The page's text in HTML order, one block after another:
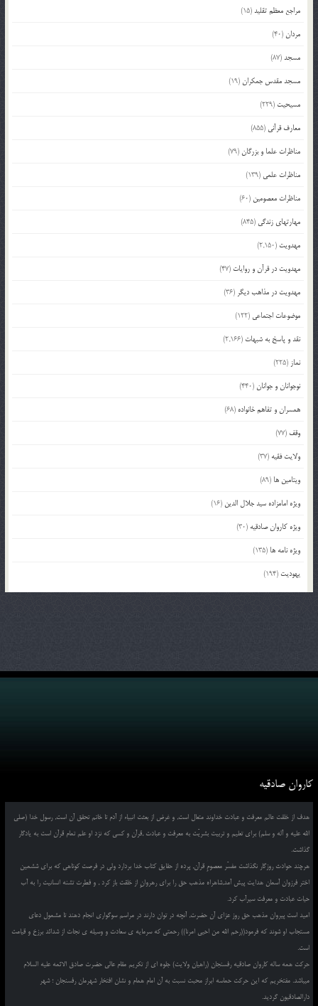
مراجع معظم تقلید(15)
مردان(40)
مسجد(87)
مسجد مقدس جمکران(19)
مسیحیت (229)
معارف قرآنی (855)
مناظرات علما و بزرگان(79)
مناظرات علمی (139)
مناظرات معصومین (60)
مهارتهای زندگی (845)
مهدویت (2,150)
مهدویت در قرآن و روایات (47)
مهدویت در مذاهب دیگر (36)
موضوعات اجتماعی (122)
نقد و پاسخ به شبهات (2,166)
نماز (225)
نوجوانان و جوانان(440)
همسران و تفاهم خانواده (68)
وقف (77)
ولایت فقیه (37)
ویتامین ها (89)
ویژه امامزاده سید جلال الدین (16)
ویژه کاروان صادقیه (30)
ویژه نامه ها (135)
یهودیت (194)
کاروان صادقیه
هدف از خلقت عالم معرفت و عبادت خداوند متعال است, و غرض از بعثت انبیاء از آدم تا خاتم تحقق آن است, رسول خدا (صلی
الله علیه و آله و سلم) برای تعلیم و تربیت بشریّت به معرفت و عبادت ,قرآن و کسی که نزد او علم تمام قرآن است به یادگار
گذاشت.
هرچند حوادث روزگار نگذاشت مفسّر معصومِ قرآن, پرده از حقایق کتاب خدا بردارد ولی در فرصت کوتاهی که برای ششمین
اختر فرزوان آسمان هدایت پیش آمد,شاهراه مذهب حق را برای رهروانِ از خلقت باز کرد , و فطرت تشنه انسانیت را به آب
حیات عبادت و معرفت سیرآب کرد.
امید است پیروان مذهب حق روز عزای آن حضرت, آنچه در توان دارند در مراسم سوگواری انجام دهند تا مشمول دعای
مستجاب او شوند که فرمود((رحم الله من احیی امرنا)) رحمتی که سرمایه ی سعادت و وسیله ی نجات از شدائد برزخ و قیامت
است.
حرکت همه ساله کاروان صادقیه رفسنجان (راهیان ولایت) جلوه ای از تکریم مقام عالی حضرت صادق الائمه علیه السلام
میباشد. مفتخریم که این حرکت حماسه ابراز محبت نسبت به آن امام همام و نشان افتخار شهرمان رفسنجان ؛ شهر
دارالصادقیون گردید.